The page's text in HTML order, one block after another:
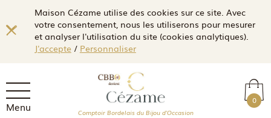
Maison Cézame utilise des cookies sur ce site. Avec
votre consentement, nous les utiliserons pour mesurer
et analyser l'utilisation du site (cookies analytiques).
J'accepte/ Personnaliser
Menu 0
Comptoir Bordelais du Bijou d'Occasion